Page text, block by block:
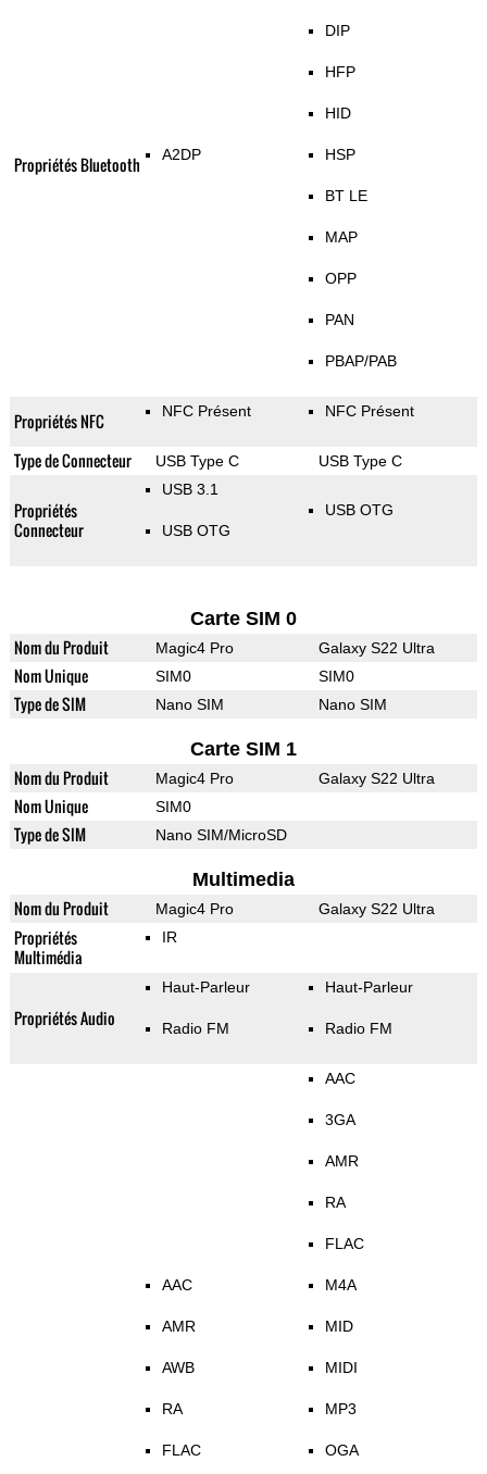
Propriétés Bluetooth A2DP
DIP
HFP
HID
HSP
BT LE
MAP
OPP
PAN
PBAP/PAB
Propriétés NFC NFC Présent NFC Présent
Type de Connecteur USB Type C USB Type C
Propriétés
Connecteur
USB 3.1
USB OTG
USB OTG
Carte SIM 0
Nom du Produit Magic4 Pro Galaxy S22 Ultra
Nom Unique SIM0 SIM0
Type de SIM Nano SIM Nano SIM
Carte SIM 1
Nom du Produit Magic4 Pro Galaxy S22 Ultra
Nom Unique SIM0
Type de SIM Nano SIM/MicroSD
Multimedia
Nom du Produit Magic4 Pro Galaxy S22 Ultra
Propriétés
Multimédia
IR
Propriétés Audio
Haut-Parleur
Radio FM
Haut-Parleur
Radio FM
AAC
AMR
AWB
RA
FLAC
AAC
3GA
AMR
RA
FLAC
M4A
MID
MIDI
MP3
OGA